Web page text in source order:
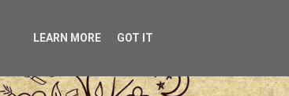
LEARN MORE GOT IT